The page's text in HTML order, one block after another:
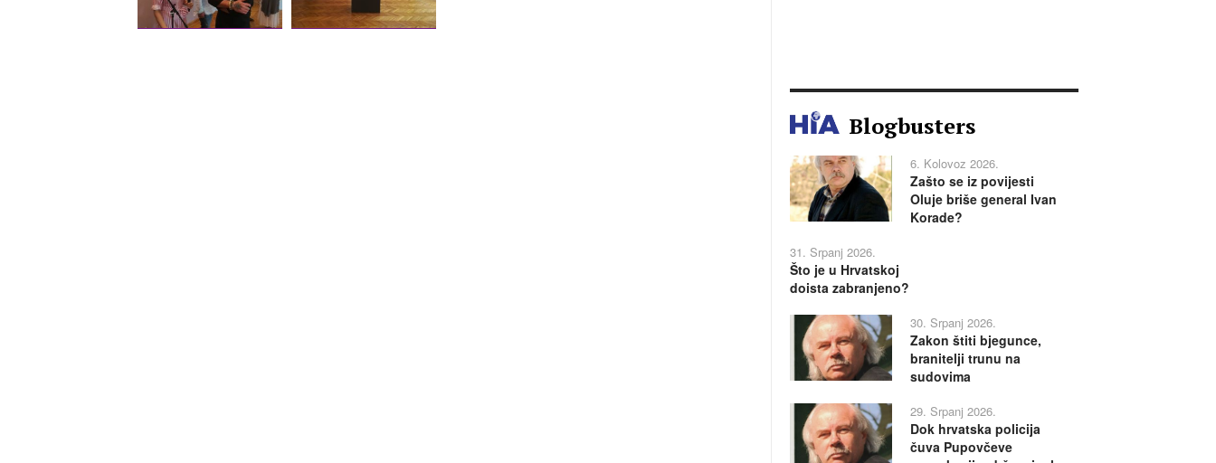
Blogbusters
6. Kolovoz 2026.
Zašto se iz povijesti
Oluje briše general Ivan
Korade?
31. Srpanj 2026.
Što je u Hrvatskoj
doista zabranjeno?
30. Srpanj 2026.
Zakon štiti bjegunce,
branitelji trunu na
sudovima
29. Srpanj 2026.
Dok hrvatska policija
čuva Pupovčeve